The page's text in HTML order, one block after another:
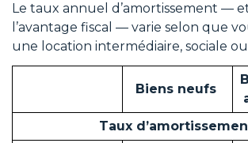
Le taux annuel d’amortissement —
l’avantage fiscal — varie selon que
une location intermédiaire, sociale ou
Biens neufs
Taux